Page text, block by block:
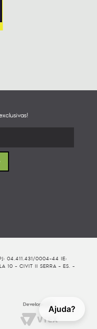
Ajuda?
04.411.431/0004-44 IE:
10 - CIVIT II SERRA - ES. -
Developed By